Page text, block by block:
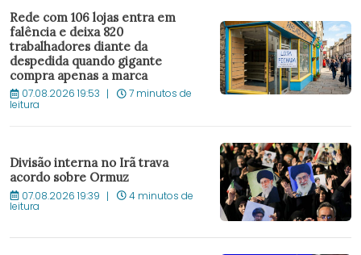
Rede com 106 lojas entra em
falência e deixa 820
trabalhadores diante da
despedida quando gigante
compra apenas a marca
07.08.2026 19:53 7 minutos de
leitura
Divisão interna no Irã trava
acordo sobre Ormuz
07.08.2026 19:39 4 minutos de
leitura